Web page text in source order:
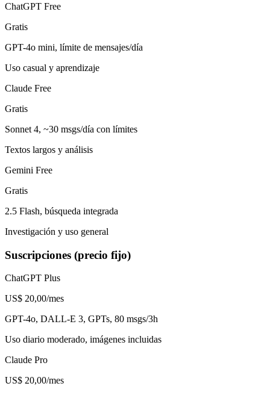
ChatGPT Free
Gratis
GPT-4o mini, límite de mensajes/día
Uso casual y aprendizaje
Claude Free
Gratis
Sonnet 4, ~30 msgs/día con límites
Textos largos y análisis
Gemini Free
Gratis
2.5 Flash, búsqueda integrada
Investigación y uso general
Suscripciones (precio fijo)
ChatGPT Plus
US$ 20,00/mes
GPT-4o, DALL-E 3, GPTs, 80 msgs/3h
Uso diario moderado, imágenes incluidas
Claude Pro
US$ 20,00/mes